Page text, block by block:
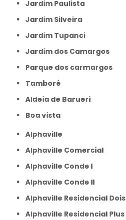
Jardim Paulista
Jardim Silveira
Jardim Tupanci
Jardim dos Camargos
Parque dos carmargos
Tamboré
aldeia de Barueri
boa vista
Alphaville
Alphaville Comercial
Alphaville Conde I
Alphaville Conde II
Alphaville Residencial Dois
Alphaville Residencial Plus